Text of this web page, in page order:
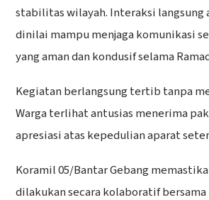
stabilitas wilayah. Interaksi langsung
dinilai mampu menjaga komunikasi
yang aman dan kondusif selama
Kegiatan berlangsung tertib tanpa
Warga terlihat antusias menerima
apresiasi atas kepedulian aparat
Koramil 05/Bantar Gebang
dilakukan secara kolaboratif